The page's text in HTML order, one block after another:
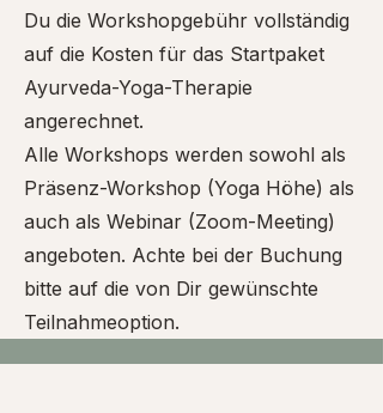
Du die Workshopgebühr vollständig
auf die Kosten für das Startpaket
Ayurveda-Yoga-Therapie
angerechnet.
Alle Workshops werden sowohl als
Präsenz-Workshop (Yoga Höhe) als
auch als Webinar (Zoom-Meeting)
angeboten. Achte bei der Buchung
bitte auf die von Dir gewünschte
Teilnahmeoption.